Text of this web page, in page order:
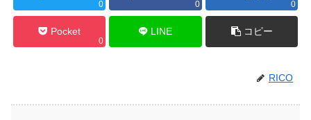
0 0 0
Pocket
0
LINE コピー
RICO